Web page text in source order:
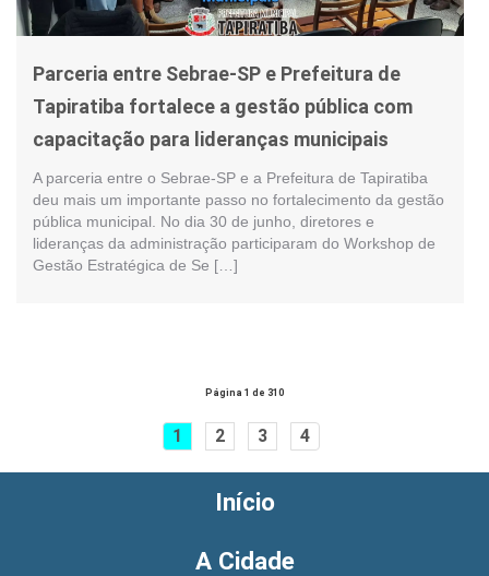
Parceria entre Sebrae-SP e Prefeitura de
Tapiratiba fortalece a gestão pública com
capacitação para lideranças municipais
A parceria entre o Sebrae-SP e a Prefeitura de Tapiratiba
deu mais um importante passo no fortalecimento da gestão
pública municipal. No dia 30 de junho, diretores e
lideranças da administração participaram do Workshop de
Gestão Estratégica de Se […]
Página 1 de 310
1 2 3 4
Início
A Cidade